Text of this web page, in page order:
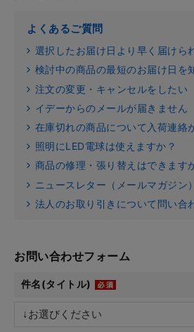
よくあるご質問
選択したお届け日より早く届けら
検討中の商品の最短のお届け日を
注文の変更・キャンセルをしたい
イデーからのメールが届きません
在庫切れの商品について入荷連絡
照明にLED電球は使えますか？
商品の修理・張り替えはできます
ニュースレター（メールマガジン
法人のお取り引きについて問い合
お問い合わせフォーム
件名(タイトル)